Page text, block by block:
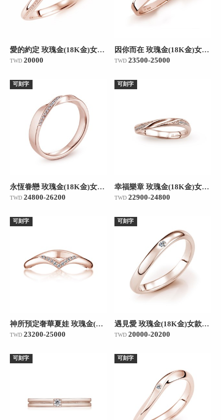
愛的約定 玫瑰金(18K金)女款結婚對戒
TWD 20000
因你而在 玫瑰金(18K金)女款結婚對戒
TWD 23500-25000
可刻字
永恆眷戀 玫瑰金(18K金)女款結婚對戒
TWD 24800-26200
可刻字
幸福樂章 玫瑰金(18K金)女款結婚對戒
TWD 22900-24800
可刻字
神所預定奢華夏娃 玫瑰金(18K金)女款結婚對戒
TWD 23200-25000
可刻字
遇見愛 玫瑰金(18K金)女款結婚對戒
TWD 20000-20200
可刻字 可刻字